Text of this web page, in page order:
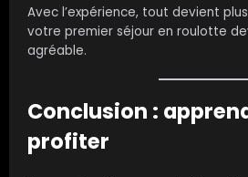
Avec l’expérience, tout devient
votre premier séjour en roulotte
agréable.
Conclusion :
profiter